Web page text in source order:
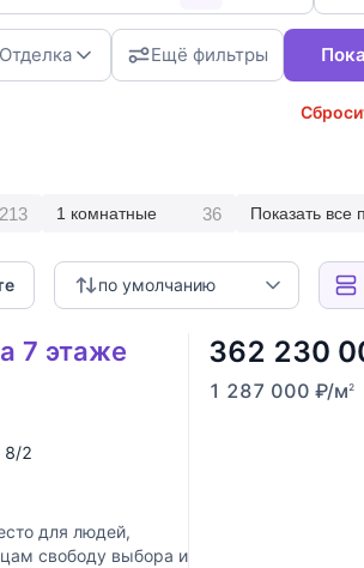
Отделка Ещё фильтры
213 1 комнатные 36 Показать все
по умолчанию
7 этаже
8/2
для людей,
свободу выбора и
362 230
1 287 000 ₽/м2